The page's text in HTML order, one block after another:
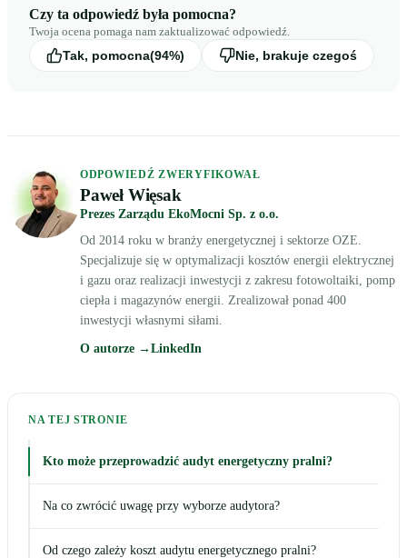
Czy ta odpowiedź była pomocna?
Twoja ocena pomaga nam zaktualizować odpowiedź.
Tak, pomocna(94%) Nie, brakuje czegoś
ODPOWIEDŹ ZWERYFIKOWAŁ
Paweł Więsak
Prezes Zarządu EkoMocni Sp. z o.o.
Od 2014 roku w branży energetycznej i sektorze OZE.
Specjalizuje się w optymalizacji kosztów energii elektrycznej
i gazu oraz realizacji inwestycji z zakresu fotowoltaiki, pomp
ciepła i magazynów energii. Zrealizował ponad 400
inwestycji własnymi siłami.
O autorze → LinkedIn
NA TEJ STRONIE
Kto może przeprowadzić audyt energetyczny pralni?
Na co zwrócić uwagę przy wyborze audytora?
Od czego zależy koszt audytu energetycznego pralni?